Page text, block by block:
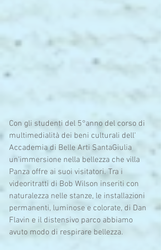
Con gli studenti del 5°anno del corso di
multimedialità dei beni culturali dell'
Accademia di Belle Arti SantaGiulia
un'immersione nella bellezza che villa
Panza offre ai suoi visitatori. Tra i
videoritratti di Bob Wilson inseriti con
naturalezza nelle stanze, le installazioni
permanenti, luminose e colorate, di Dan
Flavin e il distensivo parco abbiamo
avuto modo di respirare bellezza.